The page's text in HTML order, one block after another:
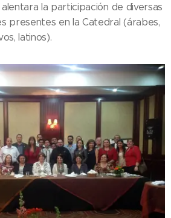
la participación de diversas
presentes en la Catedral (árabes,
latinos).